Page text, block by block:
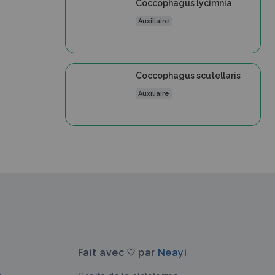
Coccophagus lycimnia
Auxiliaire
Coccophagus scutellaris
Auxiliaire
Fait avec ♡ par Neayi